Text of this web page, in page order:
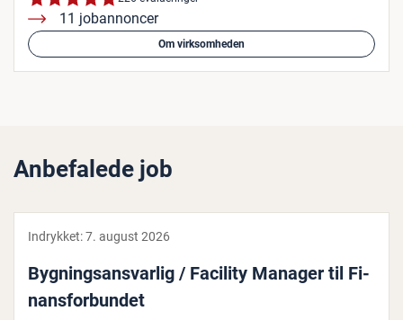
11 jobannoncer
Om virksomheden
Anbefalede job
Indrykket:7. august 2026
Byg­nings­ansvar­lig / Facility Manager til Fi­
nans­for­bun­det